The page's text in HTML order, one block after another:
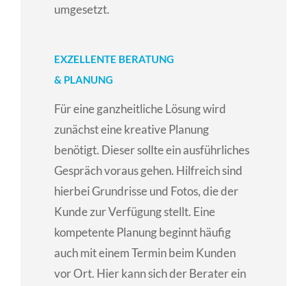
umgesetzt.
EXZELLENTE BERATUNG
& PLANUNG
Für eine ganzheitliche Lösung wird
zunächst eine kreative Planung
benötigt. Dieser sollte ein ausführliches
Gespräch voraus gehen. Hilfreich sind
hierbei Grundrisse und Fotos, die der
Kunde zur Verfügung stellt. Eine
kompetente Planung beginnt häufig
auch mit einem Termin beim Kunden
vor Ort. Hier kann sich der Berater ein